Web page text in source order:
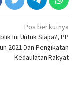
Pos berikutnya
Ini Untuk Siapa?, PP
2021 Dan Pengikatan
Kedaulatan Rakyat